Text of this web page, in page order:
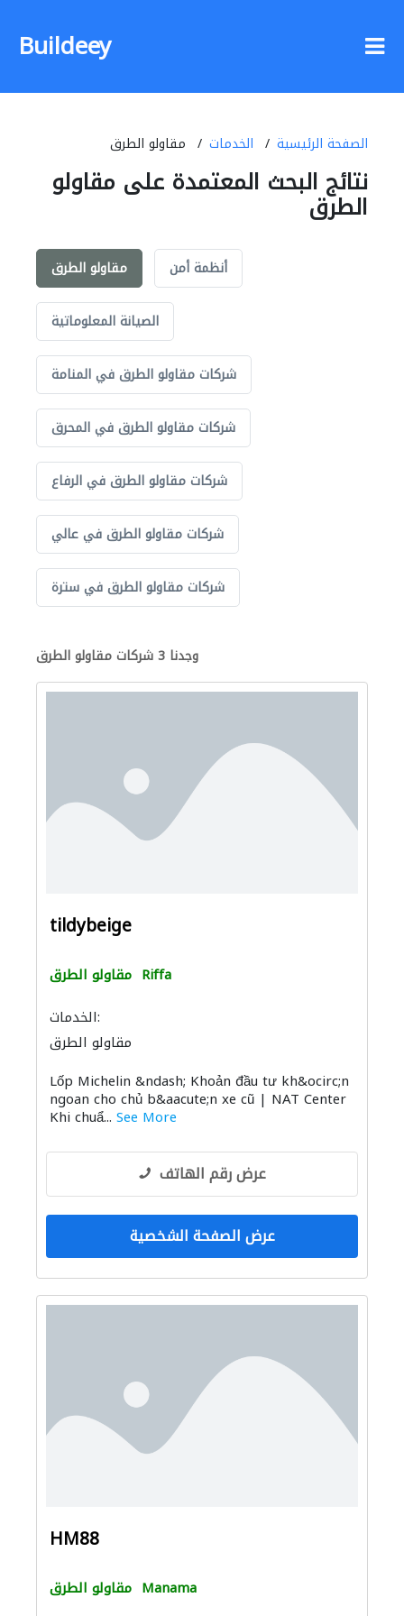
Buildeey
الصفحة الرئيسية الخدمات مقاولو الطرق
نتائج البحث المعتمدة على مقاولو
الطرق
مقاولو الطرق أنظمة أمن
الصيانة المعلوماتية
شركات مقاولو الطرق في المنامة
شركات مقاولو الطرق في المحرق
شركات مقاولو الطرق في الرفاع
شركات مقاولو الطرق في عالي
شركات مقاولو الطرق في سترة
وجدنا 3 شركات مقاولو الطرق
tildybeige
مقاولو الطرق Riffa
الخدمات:
مقاولو الطرق
Lốp Michelin &ndash; Khoản đầu tư kh&ocirc;n
ngoan cho chủ b&aacute;n xe cũ | NAT Center
Khi chuẩ... See More
عرض رقم الهاتف
عرض الصفحة الشخصية
HM88
مقاولو الطرق Manama